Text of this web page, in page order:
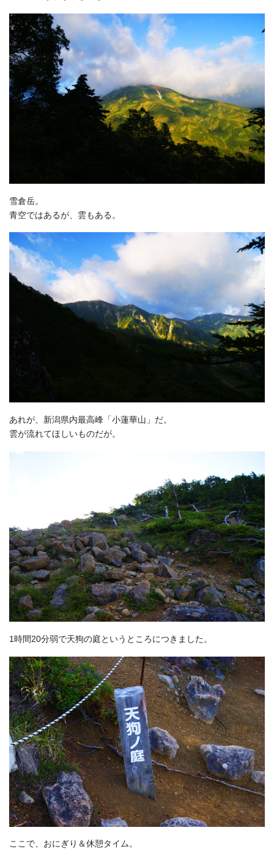
雪倉岳。
青空ではあるが、雲もある。
あれが、新潟県内最高峰「小蓮華山」だ。
雲が流れてほしいものだが。
1時間20分弱で天狗の庭というところにつきました。
ここで、おにぎり＆休憩タイム。